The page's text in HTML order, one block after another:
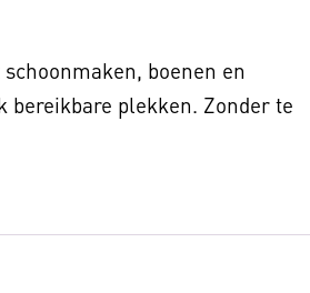
boenen en
plekken. Zonder te